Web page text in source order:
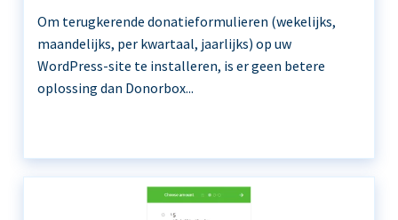
Om terugkerende donatieformulieren (wekelijks,
maandelijks, per kwartaal, jaarlijks) op uw
WordPress-site te installeren, is er geen betere
oplossing dan Donorbox...